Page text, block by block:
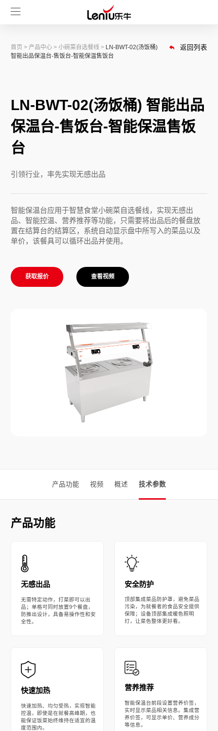
首页 > 产品中心 >小碗菜自选餐线 > LN-BWT-02(汤饭桶)
智能出品保温台-售饭台-智能保温售饭台
返回列表
LN-BWT-02(汤饭桶) 智能出品
保温台-售饭台-智能保温售饭
台
引领行业，率先实现无感出品
智能保温台应用于智慧食堂小碗菜自选餐线，实现无感出
品、智能控温、营养推荐等功能，只需要将出品后的餐盘放
置在结算台的结算区，系统自动显示盘中所写入的菜品以及
单价，该餐具可以循环出品并使用。
获取报价 查看视频
产品功能 视频 概述 技术参数
产品功能
无感出品
无需特定动作，打菜即可以出
品；单格可同时放置9个餐盘，
防推出设计，具备易操作性和安
全性。
安全防护
顶部集成菜品防护罩，避免菜品
污染，为就餐者的食品安全提供
保障；设备顶部集成暖色照明
灯，让菜色整体更好看。
快速加热
快速加热、均匀受热，实现智能
控温，即使是在就餐高峰期，也
能保证饭菜始终维持在适宜的温
度范围内。
营养推荐
智能保温台前段设置营养价签，
实时显示菜品相关信息。集成营
养价签，可显示单价、营养成分
等信息。